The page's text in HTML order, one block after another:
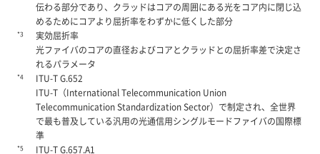
伝わる部分であり、クラッドはコアの周囲にある光をコア内に閉じ込
めるためにコアより屈折率をわずかに低くした部分
*3
実効屈折率
光ファイバのコアの直径およびコアとクラッドとの屈折率差で決定さ
れるパラメータ
*4
ITU-T G.652
ITU-T（International Telecommunication Union
Telecommunication Standardization Sector）で制定され、全世界
で最も普及している汎用の光通信用シングルモードファイバの国際標
準
*5
ITU-T G.657.A1